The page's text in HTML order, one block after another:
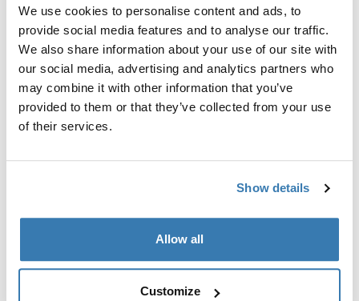
We use cookies to personalise content and ads, to
provide social media features and to analyse our traffic.
We also share information about your use of our site with
our social media, advertising and analytics partners who
may combine it with other information that you’ve
provided to them or that they’ve collected from your use
of their services.
Show details
Allow all
Customize
Thule hold down side strap kit